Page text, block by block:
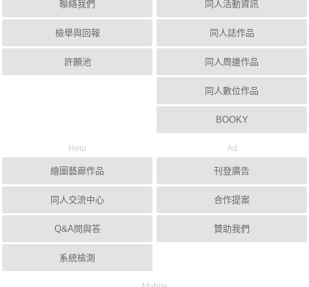
聯絡我們
檢舉與回報
許願池
同人活動資訊
同人誌作品
同人周邊作品
同人數位作品
BOOKY
Help
繪圖藝廊作品
同人交流中心
Q&A問與答
系統檢測
Ad
刊登廣告
合作提案
贊助我們